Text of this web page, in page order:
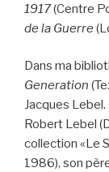
1917(Centre
de la Guerre
Dans ma
Generation
Jacques
Robert Lebel
collection «Le
1986), son